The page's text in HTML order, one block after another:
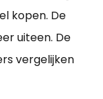
kopen. De
uiteen. De
vergelijken